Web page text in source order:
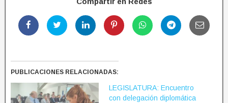
PUBLICACIONES RELACIONADAS:
LEGISLATURA: Encuentro
con delegación diplomática